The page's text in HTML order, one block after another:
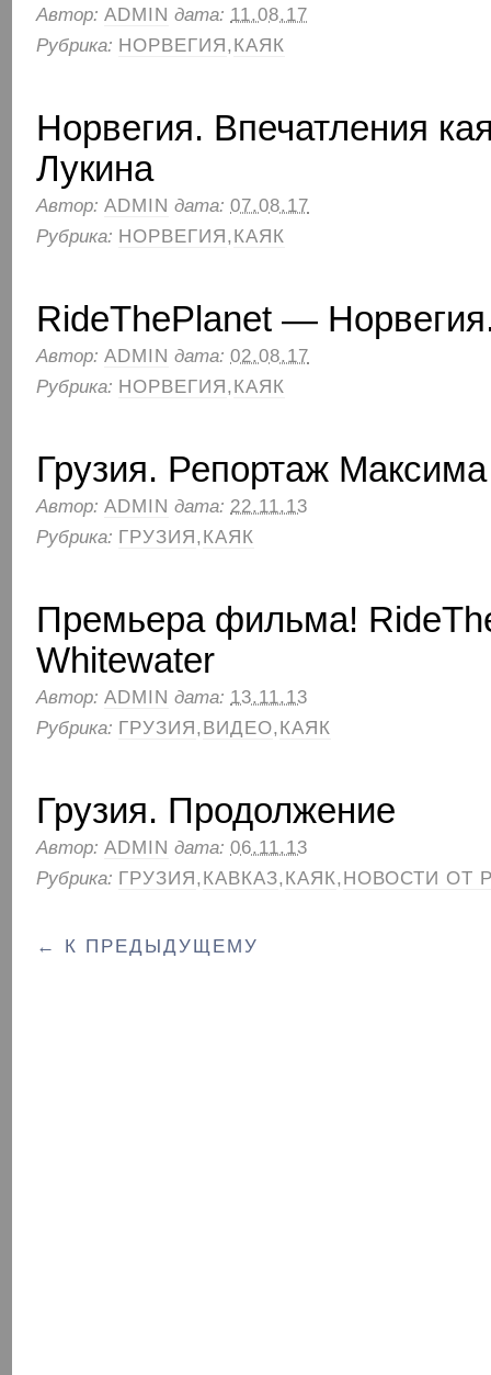
Автор: ADMIN дата: 11.08.17
Рубрика: НОРВЕГИЯ,КАЯК
Норвегия. Впечатления
Лукина
Автор: ADMIN дата: 07.08.17
Рубрика: НОРВЕГИЯ,КАЯК
RideThePlanet —
Автор: ADMIN дата: 02.08.17
Рубрика: НОРВЕГИЯ,КАЯК
Грузия. Репортаж
Автор: ADMIN дата: 22.11.13
Рубрика: ГРУЗИЯ,КАЯК
Премьера фильма!
Whitewater
Автор: ADMIN дата: 13.11.13
Рубрика: ГРУЗИЯ,ВИДЕО,КАЯК
Грузия. Продолжение
Автор: ADMIN дата: 06.11.13
Рубрика: ГРУЗИЯ,КАВКАЗ,КАЯК,НОВОСТИ ОТ
← К ПРЕДЫДУЩЕМУ